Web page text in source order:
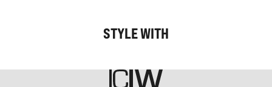
STYLE WITH